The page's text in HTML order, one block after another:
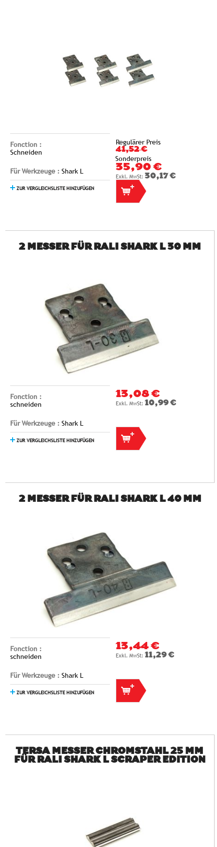
Fonction :
Schneiden
Für Werkzeuge : Shark L
ZUR VERGLEICHSLISTE HINZUFÜGEN
Regulärer Preis
41,52 €
Sonderpreis
35,90 €
30,17 €
2 MESSER FÜR RALI SHARK L 30 MM
Fonction :
schneiden
Für Werkzeuge : Shark L
ZUR VERGLEICHSLISTE HINZUFÜGEN
13,08 €
10,99 €
2 MESSER FÜR RALI SHARK L 40 MM
Fonction :
schneiden
Für Werkzeuge : Shark L
ZUR VERGLEICHSLISTE HINZUFÜGEN
13,44 €
11,29 €
TERSA MESSER CHROMSTAHL 25 MM
FÜR RALI SHARK L SCRAPER EDITION